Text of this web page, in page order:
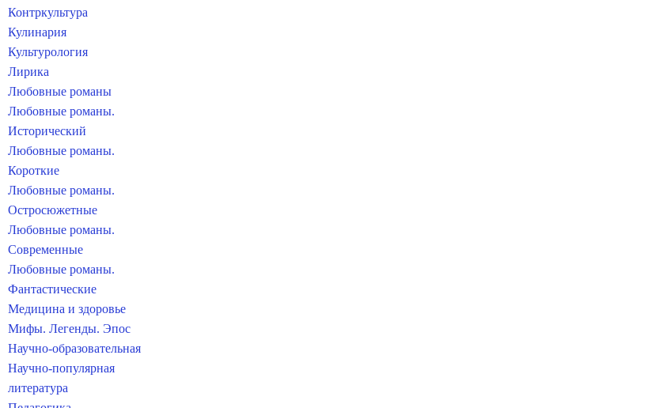
Контркультура
Кулинария
Культурология
Лирика
Любовные романы
Любовные романы.
Исторический
Любовные романы.
Короткие
Любовные романы.
Остросюжетные
Любовные романы.
Современные
Любовные романы.
Фантастические
Медицина и здоровье
Мифы. Легенды. Эпос
Научно-образовательная
Научно-популярная
литература